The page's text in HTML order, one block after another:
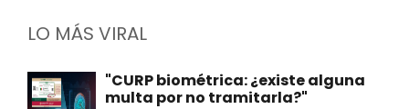
LO MÁS VIRAL
"CURP biométrica: ¿existe alguna
multa por no tramitarla?"